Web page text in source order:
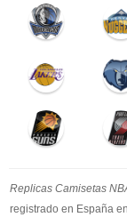
Replicas Camisetas
registrado en España